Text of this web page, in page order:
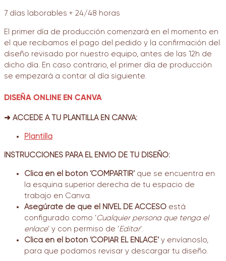
7 días laborables + 24/48 horas
El primer día de producción comenzará en el momento en
el que recibamos el pago del pedido y la confirmación del
diseño revisado por nuestro equipo, antes de las 12h de
dicho día. En caso contrario, el primer día de producción
se empezará a contar al día siguiente.
DISEÑA ONLINE EN CANVA
➜ ACCEDE A TU PLANTILLA EN CANVA:
Plantilla
INSTRUCCIONES PARA EL ENVÍO DE TU DISEÑO:
Clica en el botón ‘COMPARTIR’ que se encuentra en
la esquina superior derecha de tu espacio de
trabajo en Canva.
Asegúrate de que el NIVEL DE ACCESO está
configurado como ‘Cualquier persona que tenga el
enlace‘ y con permiso de ‘Editar‘.
Clica en el botón ‘COPIAR EL ENLACE’ y envíanoslo,
para que podamos revisar y descargar tu diseño.